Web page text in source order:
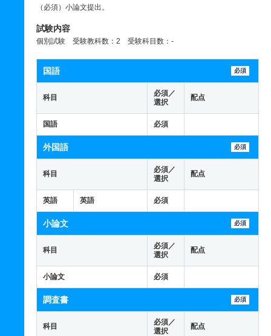
（必須）小論文提出。
試験内容
個別試験 受験教科数：2 受験科目数：-
国語 必須
科目
必須／
選択
配点
国語 必須
外国語 必須
科目
必須／
選択
配点
英語 英語 必須
小論文 必須
科目
必須／
選択
配点
小論文 必須
調査書 必須
科目
必須／
選択
配点